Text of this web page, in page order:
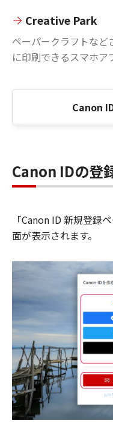
Creative Park
ペーパークラフトなど
に印刷できるスマホア
Canon
Canon IDの登
「Canon ID 新規登録
面が表示されます。